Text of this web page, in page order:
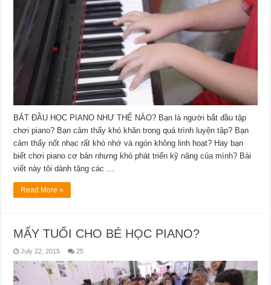
BẮT ĐẦU HỌC PIANO NHƯ THẾ NÀO? Bạn là người bắt đầu tập
chơi piano? Bạn cảm thấy khó khăn trong quá trình luyện tập? Bạn
cảm thấy nốt nhạc rất khó nhớ và ngón không linh hoạt? Hay bạn
biết chơi piano cơ bản nhưng khó phát triển kỹ năng của mình? Bài
viết này tôi dành tặng các …
Read More »
MẤY TUỔI CHO BÉ HỌC PIANO?
July 22, 2015 25